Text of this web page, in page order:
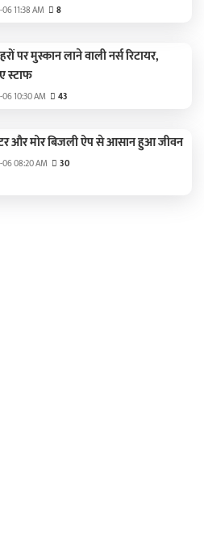
11:38 AM 8
पर मुस्कान लाने वाली नर्स रिटायर,
स्टाफ
10:30 AM 43
और मोर बिजली ऐप से आसान हुआ जीवन
08:20 AM 30